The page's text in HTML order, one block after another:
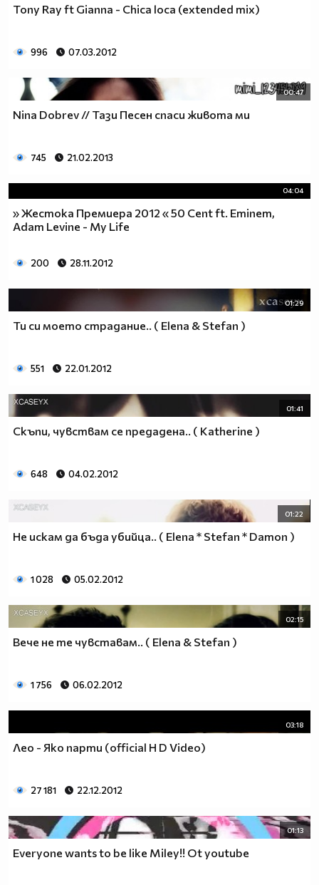
Tony Ray ft Gianna - Chica loca (extended mix)
996 07.03.2012
00:47
Nina Dobrev // Тази Песен спаси живота ми
745 21.02.2013
04:04
» Жестока Премиера 2012 « 50 Cent ft. Eminem,
Adam Levine - My Life
200 28.11.2012
01:29
Ти си моето страдание.. ( Elena & Stefan )
551 22.01.2012
01:41
Скъпи, чувствам се предадена.. ( Katherine )
648 04.02.2012
01:22
Не искам да бъда убийца.. ( Elena * Stefan * Damon )
1 028 05.02.2012
02:15
Вече не те чувставам.. ( Elena & Stefan )
1 756 06.02.2012
03:18
Лео - Яко парти (official H D Video)
27 181 22.12.2012
01:13
Everyone wants to be like Miley!! Ot youtube